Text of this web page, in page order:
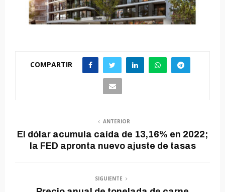
COMPARTIR
ANTERIOR
El dólar acumula caída de 13,16% en 2022;
la FED apronta nuevo ajuste de tasas
SIGUIENTE